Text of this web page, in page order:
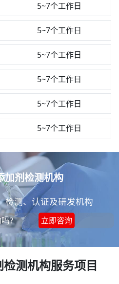
5~7个工作日
5~7个工作日
5~7个工作日
5~7个工作日
5~7个工作日
5~7个工作日
加剂检测机构
检测、认证及研发机构
? 立即咨询
测机构服务项目